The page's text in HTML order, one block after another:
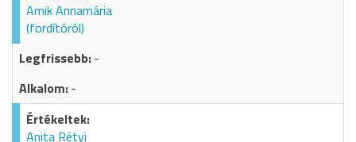
Amik Annamária
(fordítóról)
-
-
Anita Rétyi